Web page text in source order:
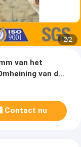
2/2
van het
van de
Contact nu